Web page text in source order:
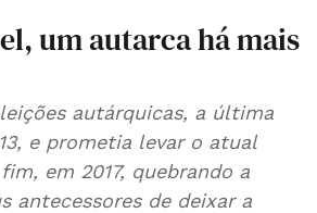
um autarca há mais
autárquicas, a última
e prometia levar o atual
em 2017, quebrando a
antecessores de deixar a